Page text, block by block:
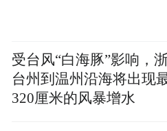
合格证上的产品型号、
是否与实车一致。
受台风“白海豚”影响，
台州到温州沿海将出现
320厘米的风暴增水